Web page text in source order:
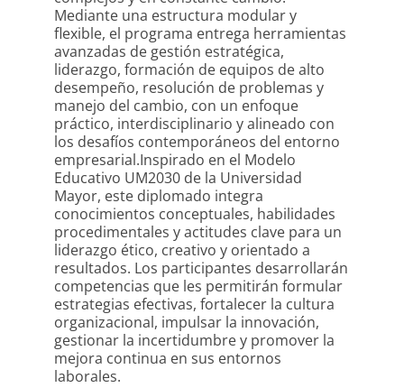
Mediante una estructura modular y
flexible, el programa entrega herramientas
avanzadas de gestión estratégica,
liderazgo, formación de equipos de alto
desempeño, resolución de problemas y
manejo del cambio, con un enfoque
práctico, interdisciplinario y alineado con
los desafíos contemporáneos del entorno
empresarial.Inspirado en el Modelo
Educativo UM2030 de la Universidad
Mayor, este diplomado integra
conocimientos conceptuales, habilidades
procedimentales y actitudes clave para un
liderazgo ético, creativo y orientado a
resultados. Los participantes desarrollarán
competencias que les permitirán formular
estrategias efectivas, fortalecer la cultura
organizacional, impulsar la innovación,
gestionar la incertidumbre y promover la
mejora continua en sus entornos
laborales.